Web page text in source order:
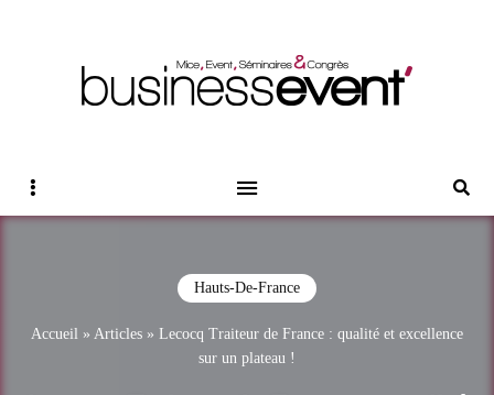
Sidebar
Hauts-De-France
Accueil » Articles » Lecocq Traiteur de France : qualité et excellence
sur un plateau !